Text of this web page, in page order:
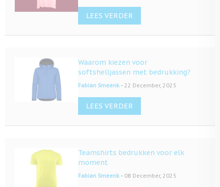
LEES VERDER
Waarom kiezen voor
softshelljassen met bedrukking?
Fabian Smeenk - 22 December, 2025
LEES VERDER
Teamshirts bedrukken voor elk
moment
Fabian Smeenk - 08 December, 2025